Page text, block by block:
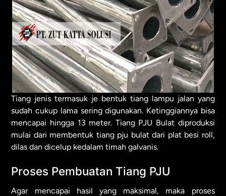
Tiang jenis termasuk je bentuk tiang lampu jalan yang
sudah cukup lama sering digunakan. Ketinggiannya bisa
mencapai hingga 13 meter. Tiang PJU Bulat diproduksi
mulai dari membentuk tiang pju bulat dari plat besi roll,
dilas dan dicelup kedalam timah galvanis.
Proses Pembuatan Tiang PJU
Agar mencapai hasil yang maksimal, maka proses